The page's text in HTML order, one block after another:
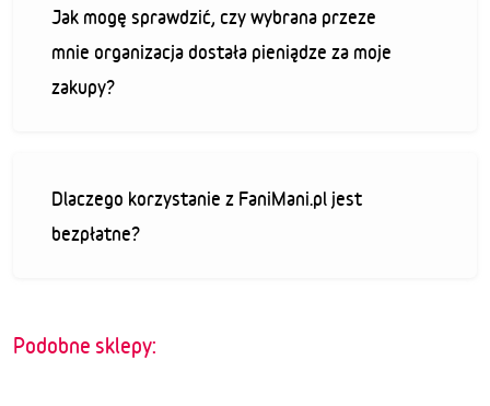
Jak mogę sprawdzić, czy wybrana przeze
mnie organizacja dostała pieniądze za moje
zakupy?
Dlaczego korzystanie z FaniMani.pl jest
bezpłatne?
Podobne sklepy: